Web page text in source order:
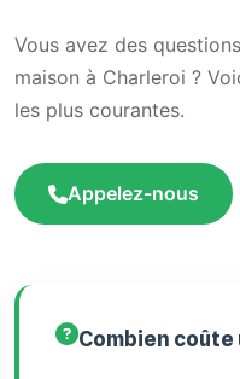
Vous avez des
maison à Charleroi ?
les plus courantes.
Appelez-nous
Combien coûte